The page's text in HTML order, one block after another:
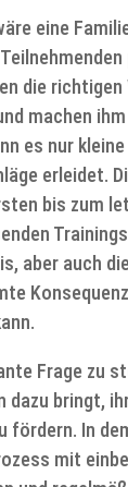
eine
die
machen
es nur
erleidet.
bis zum
aber auch die
Frage zu
dazu bringt,
fördern. In
mit